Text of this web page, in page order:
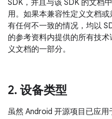
SDK，并且与该 SDK 的文档
用。如果本兼容性定义文档
有任何不一致的情况，均以
的参考资料内提供的所有技
义文档的一部分。
2. 设备类型
虽然 Android 开源项目已应